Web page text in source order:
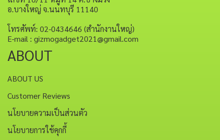
อ.บางใหญ่ จ.นนทบุรี 11140
โทรศัพท์: 02-0434646 (สำนักงานใหญ่)
E-mail : gizmogadget2021@gmail.com
ABOUT
ABOUT US
Customer Reviews
นโยบายความเป็นส่วนตัว
นโยบายการใช้คุกกี้